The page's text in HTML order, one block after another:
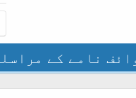
نامے کے